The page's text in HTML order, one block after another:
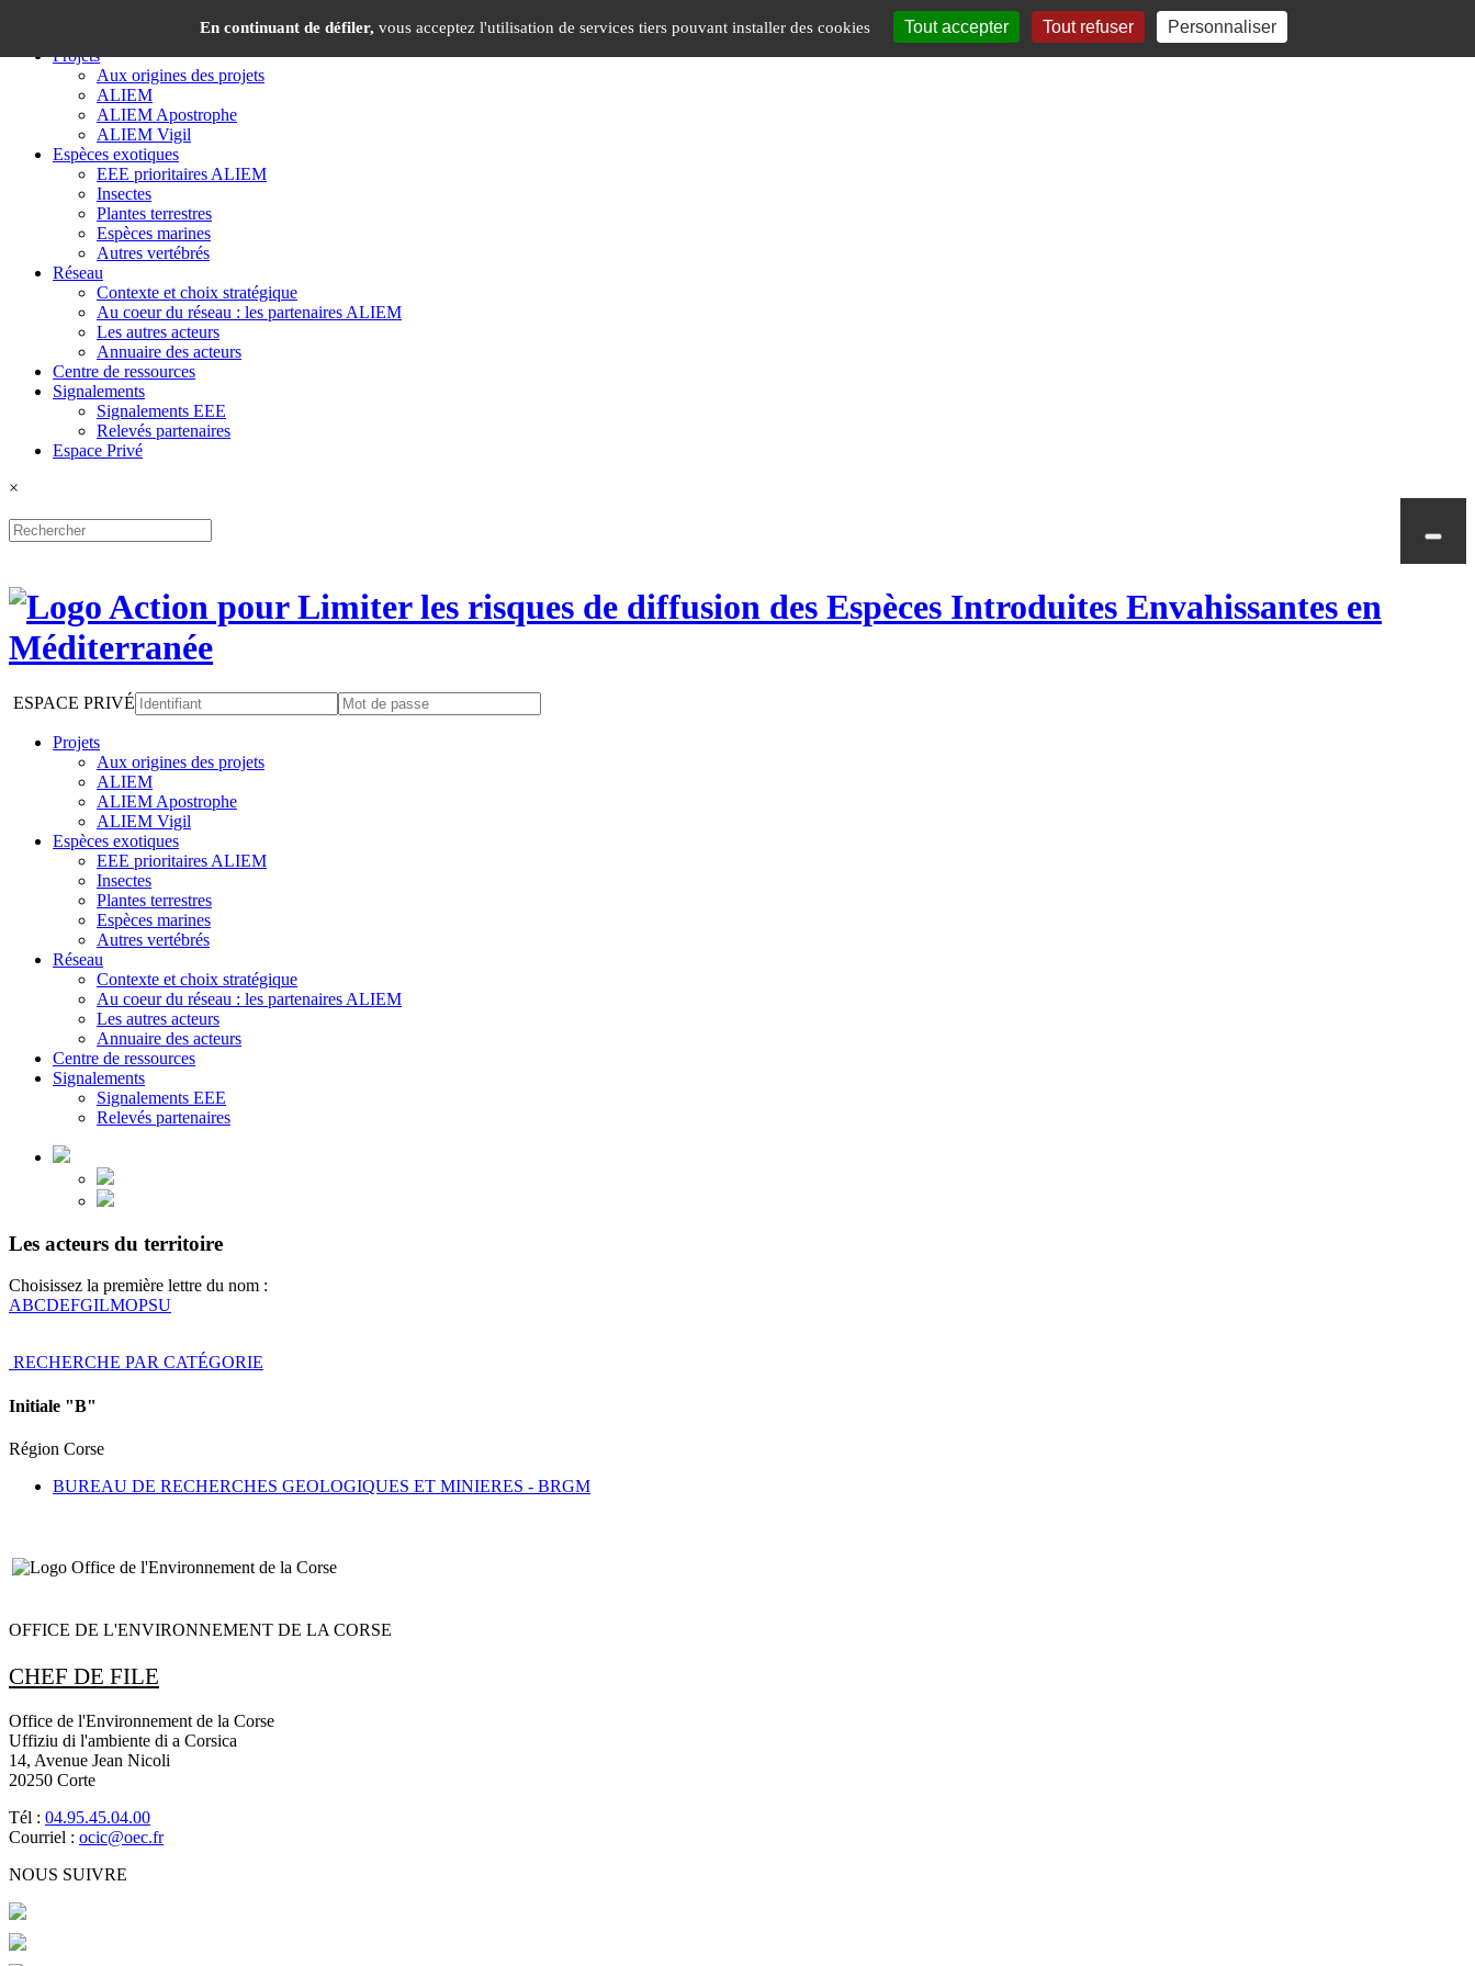
Projets
Aux origines des projets
ALIEM
ALIEM Apostrophe
ALIEM Vigil
Espèces exotiques
EEE prioritaires ALIEM
Insectes
Plantes terrestres
Espèces marines
Autres vertébrés
Réseau
Contexte et choix stratégique
Au coeur du réseau : les partenaires ALIEM
Les autres acteurs
Annuaire des acteurs
Centre de ressources
Signalements
Signalements EEE
Relevés partenaires
Espace Privé
×
ESPACE PRIVÉ
Projets
Aux origines des projets
ALIEM
ALIEM Apostrophe
ALIEM Vigil
Espèces exotiques
EEE prioritaires ALIEM
Insectes
Plantes terrestres
Espèces marines
Autres vertébrés
Réseau
Contexte et choix stratégique
Au coeur du réseau : les partenaires ALIEM
Les autres acteurs
Annuaire des acteurs
Centre de ressources
Signalements
Signalements EEE
Relevés partenaires
Les acteurs du territoire
Choisissez la première lettre du nom :
ABCDEFGILMOPSU
RECHERCHE PAR CATÉGORIE
Initiale "B"
Région Corse
BUREAU DE RECHERCHES GEOLOGIQUES ET MINIERES - BRGM
OFFICE DE L'ENVIRONNEMENT DE LA CORSE
CHEF DE FILE
Office de l'Environnement de la Corse
Uffiziu di l'ambiente di a Corsica
14, Avenue Jean Nicoli
20250 Corte
Tél : 04.95.45.04.00
Courriel : ocic@oec.fr
NOUS SUIVRE
En continuant de défiler, vous acceptez l'utilisation de services tiers pouvant installer des cookies Tout accepter Tout refuser Personnaliser